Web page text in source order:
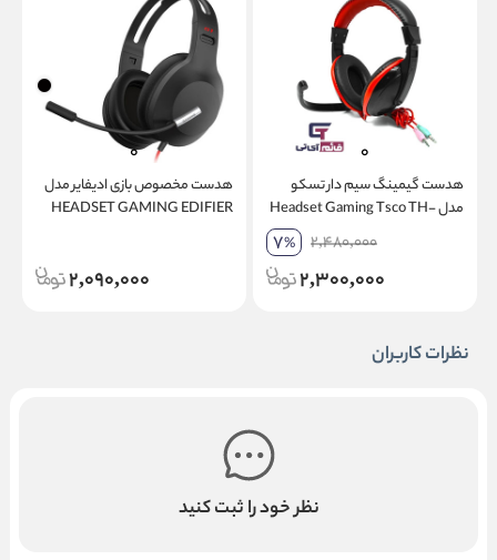
هدست گیمینگ سیم دار تسکو
مدل Headset Gaming Tsco TH-
2,480,000
7%
2,300,000
هدست مخصوص بازی ادیفایر مدل
HEADSET GAMING EDIFIER
2,090,000
نظرات کاربران
نظر خود را ثبت کنید